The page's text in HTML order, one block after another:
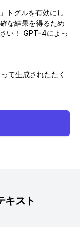
トグルを有効にし
な結果を得るため
い！ GPT-4によっ
て生成されたたく
キスト